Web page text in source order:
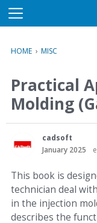
M
u
HOME › MISC
Practical
Molding
cadsoft
January 2025
This book is
technician deal
in the injection
describes the